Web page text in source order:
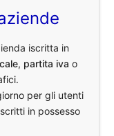
iscritta in
, partita iva o
per gli utenti
in possesso